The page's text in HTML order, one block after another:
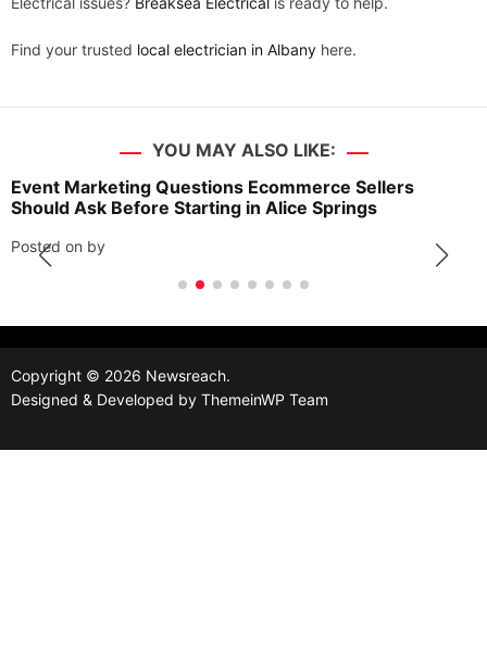
Find your trusted local electrician in Albany here.
YOU MAY ALSO LIKE:
Event Marketing Questions Ecommerce Sellers
Should Ask Before Starting in Alice Springs
Posted on by
Copyright © 2026 Newsreach.
Designed & Developed by ThemeinWP Team